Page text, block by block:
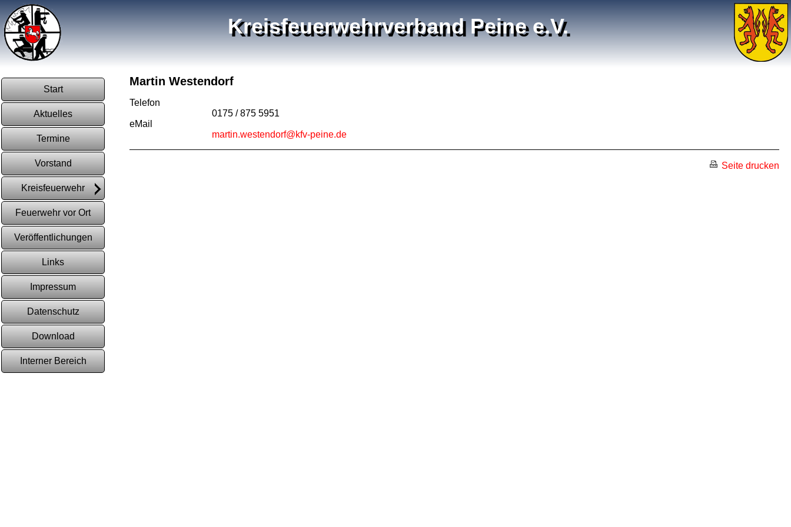
Kreisfeuerwehrverband Peine e.V.
Start
Aktuelles
Termine
Vorstand
Kreisfeuerwehr
Feuerwehr vor Ort
Veröffentlichungen
Links
Impressum
Datenschutz
Download
Interner Bereich
Martin Westendorf
Telefon
0175 / 875 5951
eMail
martin.westendorf@kfv-peine.de
Seite drucken